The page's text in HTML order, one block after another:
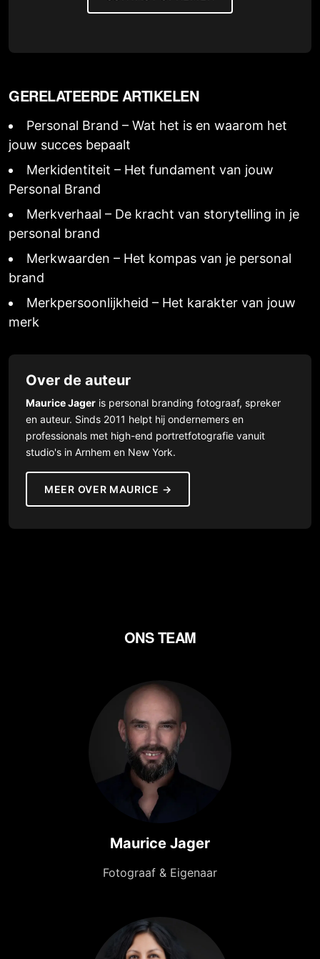
GERELATEERDE ARTIKELEN
Personal Brand – Wat het is en waarom het
jouw succes bepaalt
Merkidentiteit – Het fundament van jouw
Personal Brand
Merkverhaal – De kracht van storytelling in je
personal brand
Merkwaarden – Het kompas van je personal
brand
Merkpersoonlijkheid – Het karakter van jouw
merk
Over de auteur
Maurice Jager is personal branding fotograaf, spreker
en auteur. Sinds 2011 helpt hij ondernemers en
professionals met high-end portretfotografie vanuit
studio's in Arnhem en New York.
MEER OVER MAURICE →
ONS TEAM
Maurice Jager
Fotograaf & Eigenaar